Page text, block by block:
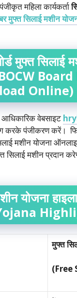
महिला कार्यकर्ता
मुफ्त सिलाई मशीन
मुफ्त सिलाई
Online)
वेबसाइट
करके पंजीकरण करें।
मशीन योजना
मशीन प्रदान
योजना
मुफ्त
(Free